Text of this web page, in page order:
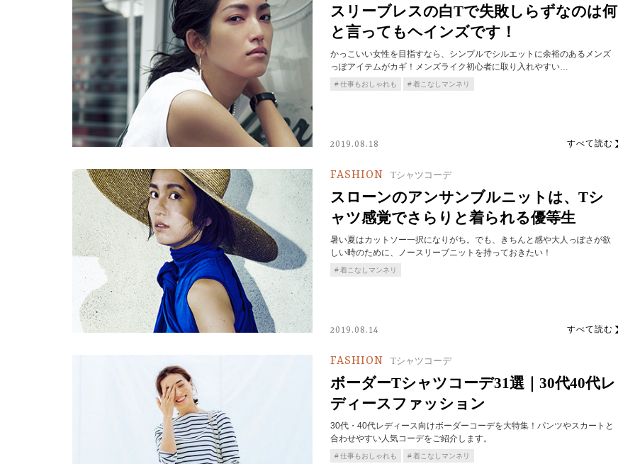
スリーブレスの白Tで失敗しらずなのは何
と言ってもヘインズです！
かっこいい女性を目指すなら、シンプルでシルエットに余裕のあるメンズ
っぽアイテムがカギ！メンズライク初心者に取り入れやすい…
仕事もおしゃれも 着こなしマンネリ
2019.08.18 すべて読む
FASHION Tシャツコーデ
スローンのアンサンブルニットは、Tシ
ャツ感覚でさらりと着られる優等生
暑い夏はカットソー一択になりがち。でも、きちんと感や大人っぽさが欲
しい時のために、ノースリーブニットを持っておきたい！
着こなしマンネリ
2019.08.14 すべて読む
FASHION Tシャツコーデ
ボーダーTシャツコーデ31選｜30代40代レ
ディースファッション
30代・40代レディース向けボーダーコーデを大特集！パンツやスカートと
合わせやすい人気コーデをご紹介します。
仕事もおしゃれも 着こなしマンネリ